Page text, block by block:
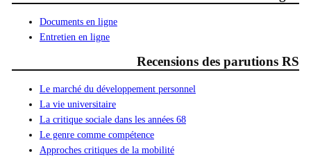
Documents en ligne
Entretien en ligne
Recensions des parutions RS
Le marché du développement personnel
La vie universitaire
La critique sociale dans les années 68
Le genre comme compétence
Approches critiques de la mobilité